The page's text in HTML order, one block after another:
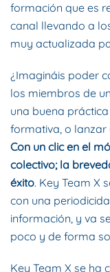
formación que es
canal llevando a
muy actualizada
¿Imagináis poder
los miembros de
una buena
formativa, o lanzar
Con un clic en el
colectivo; la
éxito. Key Team X
con una
información, y va
poco y de forma
Key Team X se ha